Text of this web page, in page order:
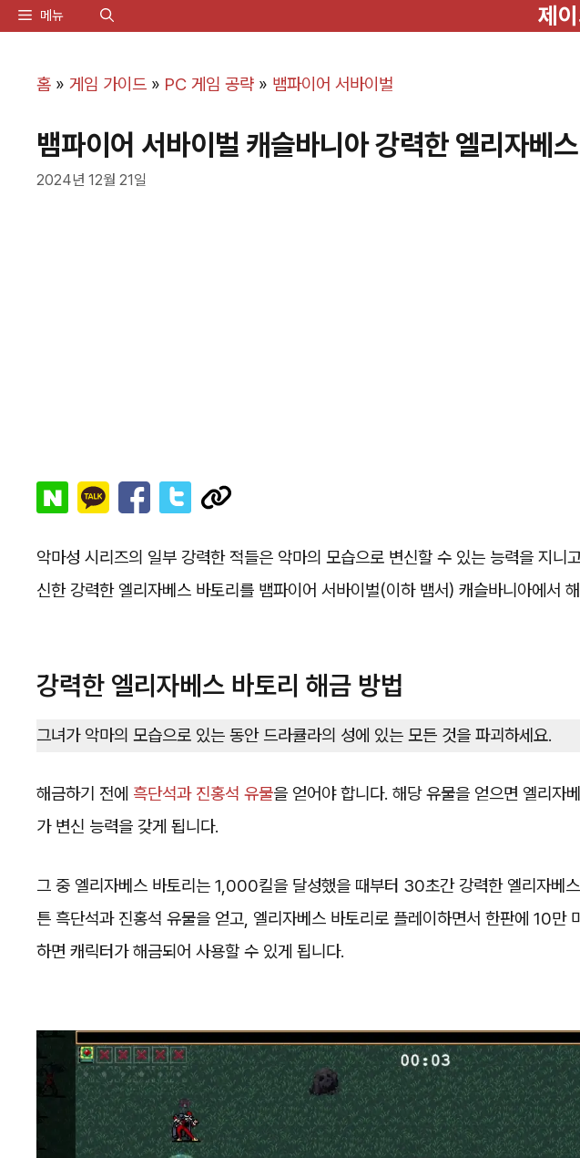
제
메뉴
홈 » 게임 가이드 » PC 게임 공략 » 뱀파이어 서바이벌
뱀파이어 서바이벌 캐슬바니아 강력한 엘리자베
2024년 12월 21일
악마성 시리즈의 일부 강력한 적들은 악마의 모습으로 변신할 수 있는 능력을 지니
신한 강력한 엘리자베스 바토리를 뱀파이어 서바이벌(이하 뱀서) 캐슬바니아에서
강력한 엘리자베스 바토리 해금 방법
그녀가 악마의 모습으로 있는 동안 드라큘라의 성에 있는 모든 것을 파괴하세요.
해금하기 전에 흑단석과 진홍석 유물을 얻어야 합니다. 해당 유물을 얻으면 엘리자
가 변신 능력을 갖게 됩니다.
그 중 엘리자베스 바토리는 1,000킬을 달성했을 때부터 30초간 강력한 엘리자베
튼 흑단석과 진홍석 유물을 얻고, 엘리자베스 바토리로 플레이하면서 한판에 10만
하면 캐릭터가 해금되어 사용할 수 있게 됩니다.